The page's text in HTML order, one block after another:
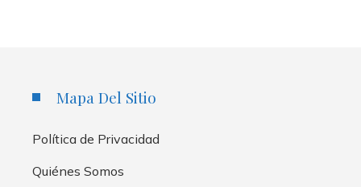
Mapa Del Sitio
Política de Privacidad
Quiénes Somos